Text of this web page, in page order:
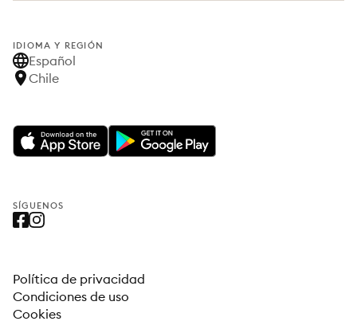
IDIOMA Y REGIÓN
Español
Chile
SÍGUENOS
Política de privacidad
Condiciones de uso
Cookies